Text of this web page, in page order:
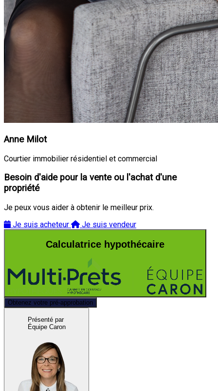
Anne Milot
Courtier immobilier résidentiel et commercial
Besoin d'aide pour la vente ou l'achat d'une
propriété
Je peux vous aider à obtenir le meilleur prix.
Je suis acheteur
Je suis vendeur
Calculatrice hypothécaire
Obtenez votre pré-approbation
Présenté par
Équipe Caron